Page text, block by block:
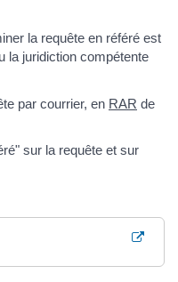
la requête en référé est
la juridiction compétente
par courrier, en RAR de
sur la requête et sur